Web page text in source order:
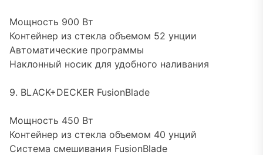
Мощность 900 Вт
Контейнер из стекла объемом 52 унции
Автоматические программы
Наклонный носик для удобного наливания
9. BLACK+DECKER FusionBlade
Мощность 450 Вт
Контейнер из стекла объемом 40 унций
Система смешивания FusionBlade